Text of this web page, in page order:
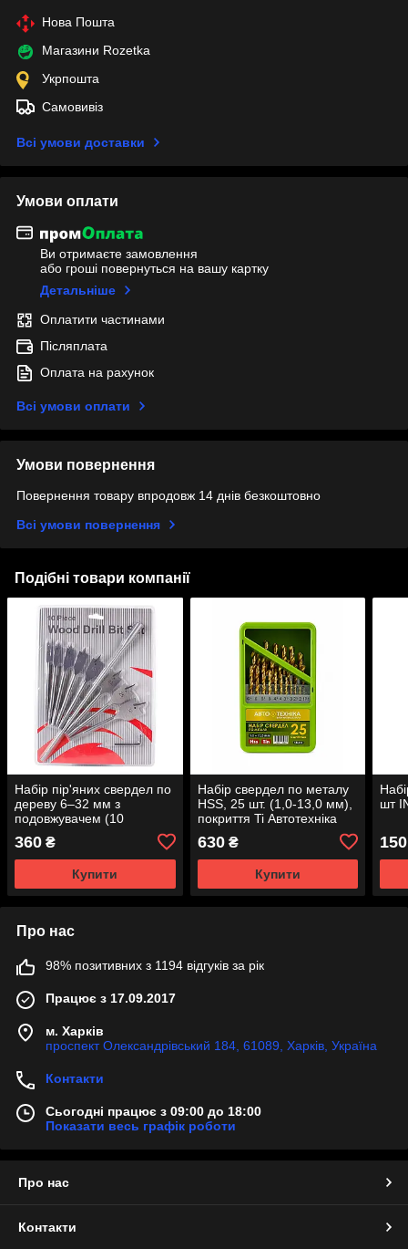
Нова Пошта
Магазини Rozetka
Укрпошта
Самовивіз
Всі умови доставки
Умови оплати
Ви отримаєте замовлення
або гроші повернуться на вашу картку
Детальніше
Оплатити частинами
Післяплата
Оплата на рахунок
Всі умови оплати
Умови повернення
Повернення товару впродовж 14 днів безкоштовно
Всі умови повернення
Подібні товари компанії
Набір пір'яних свердел по
дереву 6–32 мм з
подовжувачем (10
360 ₴
Купити
Набір свердел по металу
HSS, 25 шт. (1,0-13,0 мм),
покриття Ti Автотехніка
630₴
Купити
шт
150
Про нас
98% позитивних з 1194 відгуків за рік
Працює з 17.09.2017
м. Харків
проспект Олександрівський 184, 61089, Харків, Україна
Контакти
Сьогодні працює з 09:00 до 18:00
Показати весь графік роботи
Про нас
Контакти